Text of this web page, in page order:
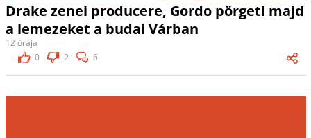
Drake zenei producere, Gordo pörgeti majd
a lemezeket a budai Várban
12 órája
0
2 6